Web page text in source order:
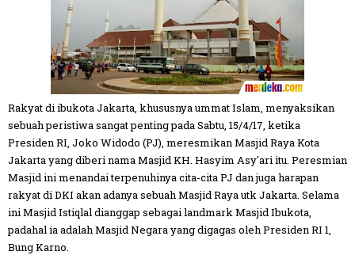
Rakyat di ibukota Jakarta, khususnya ummat Islam, menyaksikan
sebuah peristiwa sangat penting pada Sabtu, 15/4/17, ketika
Presiden RI, Joko Widodo (PJ), meresmikan Masjid Raya Kota
Jakarta yang diberi nama Masjid KH. Hasyim Asy'ari itu. Peresmian
Masjid ini menandai terpenuhinya cita-cita PJ dan juga harapan
rakyat di DKI akan adanya sebuah Masjid Raya utk Jakarta. Selama
ini Masjid Istiqlal dianggap sebagai landmark Masjid Ibukota,
padahal ia adalah Masjid Negara yang digagas oleh Presiden RI 1,
Bung Karno.